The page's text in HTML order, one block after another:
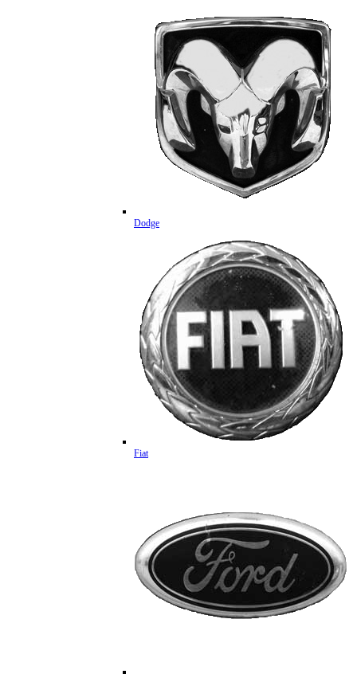
Dodge
Fiat